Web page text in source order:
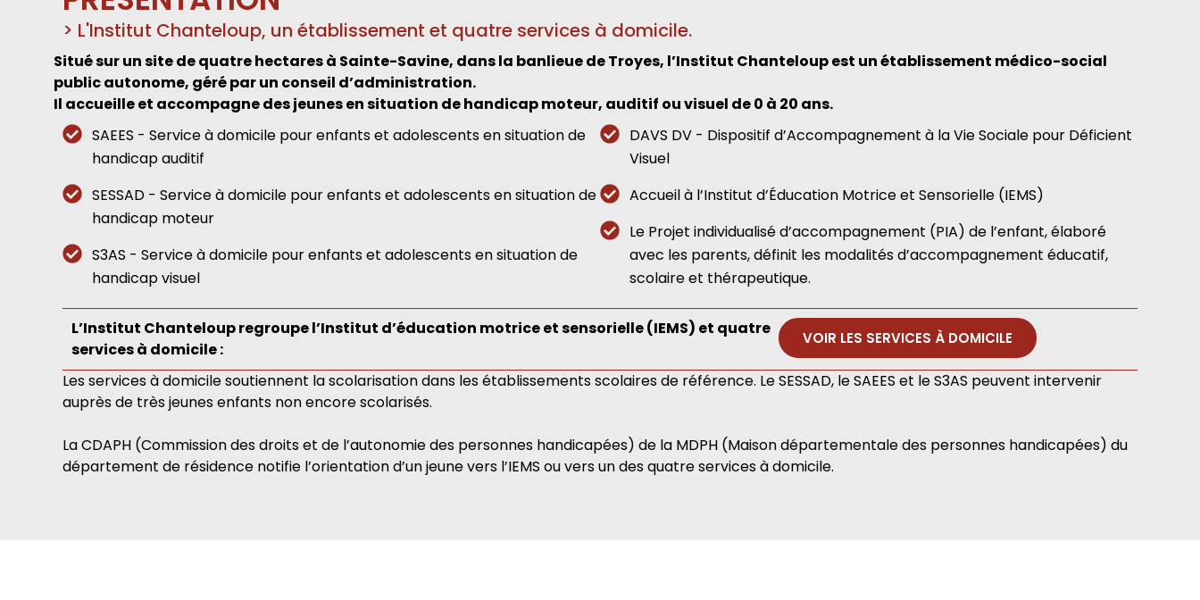
> L'Institut Chanteloup, un établissement et quatre services à domicile.
Situé sur un site de quatre hectares à Sainte-Savine, dans la banlieue de Troyes, l’Institut Chanteloup est un établissement médico-social
public autonome, géré par un conseil d’administration.
Il accueille et accompagne des jeunes en situation de handicap moteur, auditif ou visuel de 0 à 20 ans.
SAEES - Service à domicile pour enfants et adolescents en situation de
handicap auditif
SESSAD - Service à domicile pour enfants et adolescents en situation de
handicap moteur
S3AS - Service à domicile pour enfants et adolescents en situation de
handicap visuel
DAVS DV - Dispositif d’Accompagnement à la Vie Sociale pour Déficient
Visuel
Accueil à l’Institut d’Éducation Motrice et Sensorielle (IEMS)
Le Projet individualisé d’accompagnement (PIA) de l’enfant, élaboré
avec les parents, définit les modalités d’accompagnement éducatif,
scolaire et thérapeutique.
L’Institut Chanteloup regroupe l’Institut d’éducation motrice et sensorielle (IEMS) et quatre
services à domicile :
VOIR LES SERVICES À DOMICILE
Les services à domicile soutiennent la scolarisation dans les établissements scolaires de référence. Le SESSAD, le SAEES et le S3AS peuvent intervenir
auprès de très jeunes enfants non encore scolarisés.
La CDAPH (Commission des droits et de l’autonomie des personnes handicapées) de la MDPH (Maison départementale des personnes handicapées) du
département de résidence notifie l’orientation d’un jeune vers l’IEMS ou vers un des quatre services à domicile.